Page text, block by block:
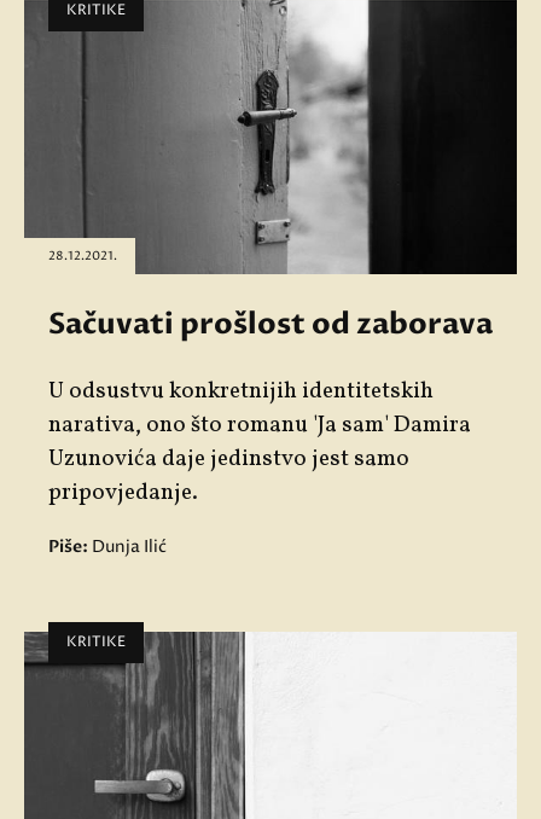
KRITIKE
28.12.2021.
Sačuvati prošlost od zaborava
U odsustvu konkretnijih identitetskih
narativa, ono što romanu 'Ja sam' Damira
Uzunovića daje jedinstvo jest samo
pripovjedanje.
Piše: Dunja Ilić
KRITIKE